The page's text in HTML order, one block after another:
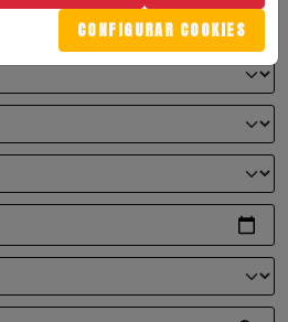
CONFIGURAR COOKIES